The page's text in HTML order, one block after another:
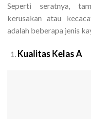
Seperti seratnya,
kerusakan atau
adalah beberapa jenis
Kualitas Kelas A